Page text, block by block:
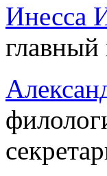
Инесса